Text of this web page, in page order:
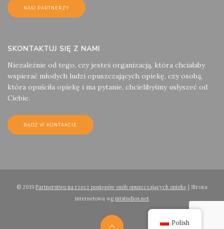
NASI PARTNERZY
SKONTAKTUJ SIĘ Z NAMI
Niezależnie od tego, czy jesteś organizacją, która chciałaby
wspierać młodych ludzi opuszczających opiekę, czy osobą,
która opuściła opiekę i ma pytanie, chcielibyśmy usłyszeć od
Ciebie.
BĄDŹ W KONTAKCIE
© 2019 Partnerstwo na rzecz postępów osób opuszczających opiekę | Strona
internetowa wg mtstudios.net
Polish